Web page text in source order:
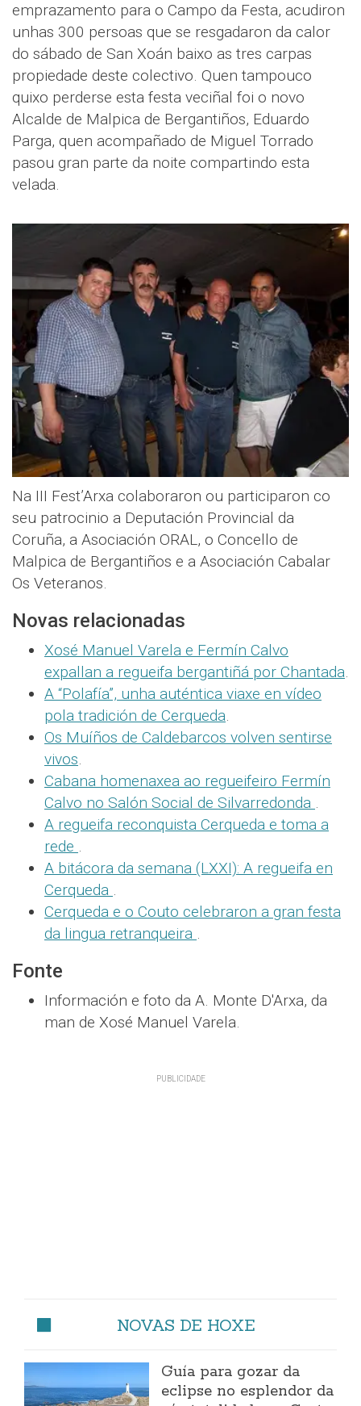
emprazamento para o Campo da Festa, acudiron
unhas 300 persoas que se resgadaron da calor
do sábado de San Xoán baixo as tres carpas
propiedade deste colectivo. Quen tampouco
quixo perderse esta festa veciñal foi o novo
Alcalde de Malpica de Bergantiños, Eduardo
Parga, quen acompañado de Miguel Torrado
pasou gran parte da noite compartindo esta
velada.
Na III Fest’Arxa colaboraron ou participaron co
seu patrocinio a Deputación Provincial da
Coruña, a Asociación ORAL, o Concello de
Malpica de Bergantiños e a Asociación Cabalar
Os Veteranos.
Novas relacionadas
Xosé Manuel Varela e Fermín Calvo
expallan a regueifa bergantiñá por Chantada
A “Polafía”, unha auténtica viaxe en vídeo
pola tradición de Cerqueda
Os Muíños de Caldebarcos volven sentirse
vivos
Cabana homenaxea ao regueifeiro Fermín
Calvo no Salón Social de Silvarredonda
A regueifa reconquista Cerqueda e toma a
rede
A bitácora da semana (LXXI): A regueifa en
Cerqueda
Cerqueda e o Couto celebraron a gran festa
da lingua retranqueira
Fonte
Información e foto da A. Monte D'Arxa, da
man de Xosé Manuel Varela.
NOVAS DE HOXE
Guía para gozar da
eclipse no esplendor da